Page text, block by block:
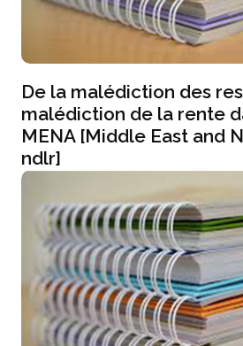
De la malédiction des
malédiction de la rente
MENA [Middle East and
ndlr]